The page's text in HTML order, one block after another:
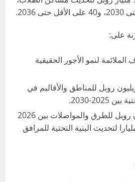
على:
لنمو الأجور الحقيقية
روبل للمناطق والأقاليم في
2030.
تخصيص 4.6 تريليون روبل للطرق والمواصلات بين 2026
وأكثر من 182 مليارا لتحديث البنية التحتية للمرافق